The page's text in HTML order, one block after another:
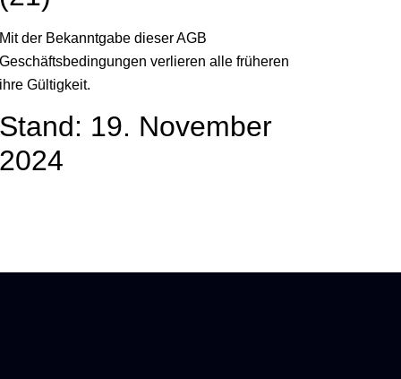
Mit der Bekanntgabe dieser AGB
Geschäftsbedingungen verlieren alle früheren
ihre Gültigkeit.
Stand: 19. November
2024